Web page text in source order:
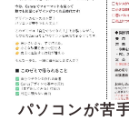
パソコンが苦